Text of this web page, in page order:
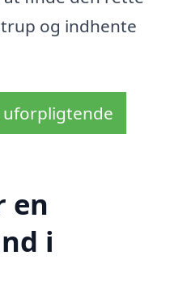
og indhente
uforpligtende
en
i